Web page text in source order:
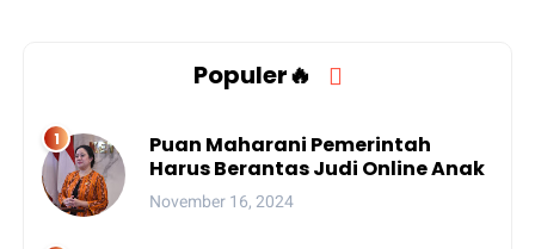
Populer🔥
Puan Maharani Pemerintah
Harus Berantas Judi Online Anak
November 16, 2024